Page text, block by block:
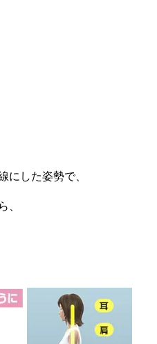
にした姿勢で、
、